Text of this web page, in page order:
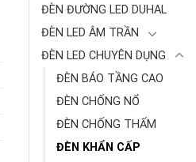
ĐÈN ĐƯỜNG LED DUHAL
ĐÈN LED ÂM TRẦN
ĐÈN LED CHUYÊN DỤNG
ĐÈN BÁO TẦNG CAO
ĐÈN CHỐNG NỔ
ĐÈN CHỐNG THẤM
ĐÈN KHẨN CẤP